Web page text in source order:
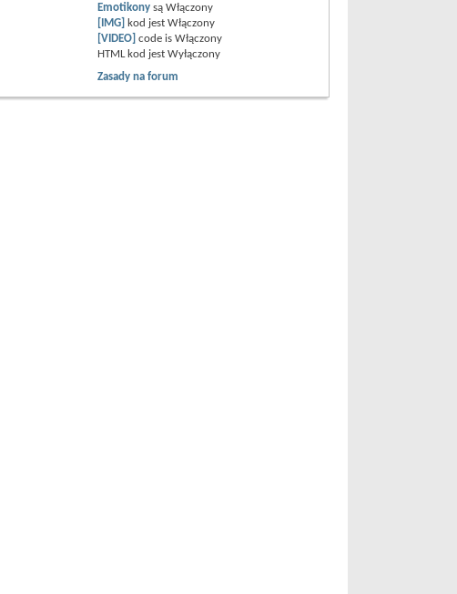
Emotikony sąWłączony
[IMG] kod jestWłączony
[VIDEO] code isWłączony
HTML kod jestWyłączony
Zasady na forum